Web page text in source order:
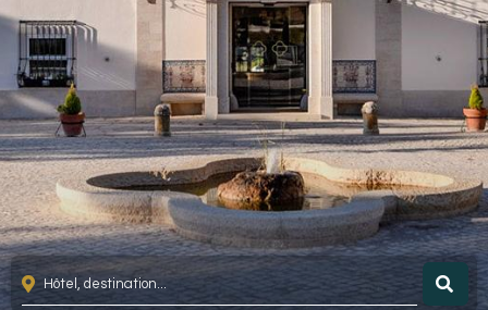
Ecrivez-nous
EN FR ES